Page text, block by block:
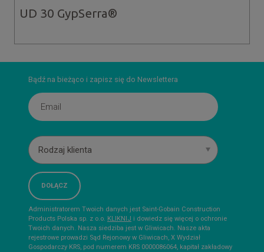
UD 30 GypSerra®
Bądź na bieżąco i zapisz się do Newslettera
Rodzaj klienta
Administratorem Twoich danych jest Saint-Gobain Construction
Products Polska sp. z o.o. KLIKNIJ i dowiedz się więcej o ochronie
Twoich danych. Nasza siedziba jest w Gliwicach. Nasze akta
rejestrowe prowadzi Sąd Rejonowy w Gliwicach, X Wydział
Gospodarczy KRS, pod numerem KRS 0000086064, kapitał zakładowy